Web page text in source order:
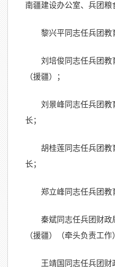
南疆建设办公室、兵团粮
黎兴平同志任兵团教
刘培俊同志任兵团教
（援疆）；
刘景峰同志任兵团教
长；
胡桂莲同志任兵团教
长；
郑立峰同志任兵团教
秦斌同志任兵团财政
（援疆）（牵头负责工作
王靖国同志任兵团